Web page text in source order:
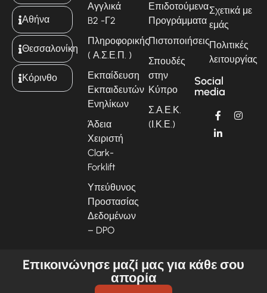
Αθήνα
Θεσσαλονίκη
Κόρινθο
Αγγλικά
B2 -Γ2
Πληροφορικής
( Α.Σ.Ε.Π. )
Εκπαίδευση
Εκπαιδευτών
Ενηλίκων
Άδεια
Χειριστή
Clark-
Forklift
Υπεύθυνος
Προστασίας
Δεδομένων
– DPO
Επιδοτούμενα
Προγράμματα
Πιστοποιήσεις
Σπουδές
στην
Κύπρο
Σ.Α.Ε.Κ.
(Ι.Κ.Ε.)
Σχετικά με
εμάς
Πολιτικές
λειτουργίας
Social
media
Eπικοινώνησε μαζί μας για κάθε σου
απορία